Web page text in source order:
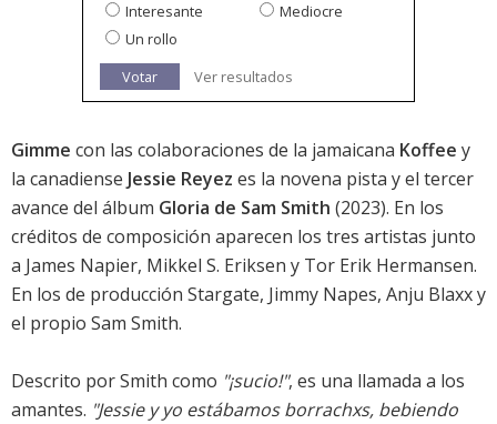
Interesante
Mediocre
Un rollo
Votar
Ver resultados
Gimme con las colaboraciones de la jamaicana Koffee y
la canadiense Jessie Reyez es la novena pista y el tercer
avance del álbum Gloria de Sam Smith (2023). En los
créditos de composición aparecen los tres artistas junto
a James Napier, Mikkel S. Eriksen y Tor Erik Hermansen.
En los de producción Stargate, Jimmy Napes, Anju Blaxx y
el propio Sam Smith.
Descrito por Smith como "¡sucio!", es una llamada a los
amantes. "Jessie y yo estábamos borrachxs, bebiendo